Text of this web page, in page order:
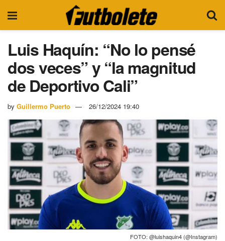
Luis Haquín: “No lo pensé
dos veces” y “la magnitud
de Deportivo Cali”
by Guillermo Puerto 26/12/2024 19:40
FOTO: @luishaquin4 (@Instagram)